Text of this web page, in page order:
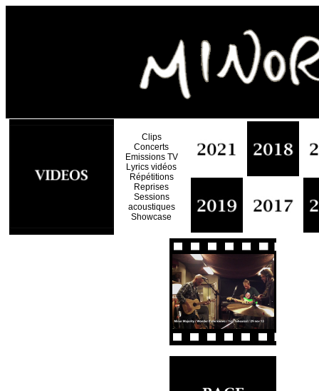
Clips
Concerts
Emissions TV
Lyrics vidéos
Répétitions
Reprises
Sessions
acoustiques
Showcase